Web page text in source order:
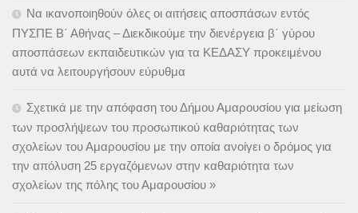
Να ικανοποιηθούν όλες οι αιτήσεις αποσπάσων εντός
ΠΥΣΠΕ Β΄ Αθήνας – Διεκδικούμε την διενέργεια β΄ γύρου
αποσπάσεων εκπαιδευτικών για τα ΚΕΔΑΣΥ προκειμένου
αυτά να λειτουργήσουν εύρυθμα
Σχετικά με την απόφαση του Δήμου Αμαρουσίου για μείωση
των προσλήψεων του προσωπικού καθαριότητας των
σχολείων του Αμαρουσίου με την οποία ανοίγει ο δρόμος για
την απόλυση 25 εργαζόμενων στην καθαριότητα των
σχολείων της πόλης του Αμαρουσίου »